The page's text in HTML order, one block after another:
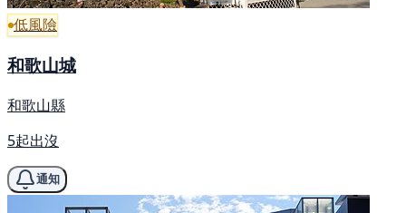
低風險
和歌山城
和歌山縣
5起出沒
通知